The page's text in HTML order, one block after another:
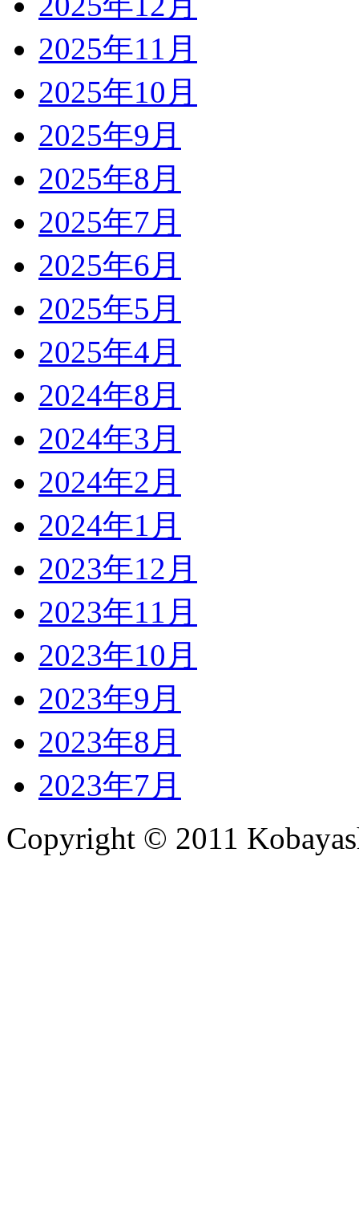
2025年11月
2025年10月
2025年9月
2025年8月
2025年7月
2025年6月
2025年5月
2025年4月
2024年8月
2024年3月
2024年2月
2024年1月
2023年12月
2023年11月
2023年10月
2023年9月
2023年8月
2023年7月
Copyright © 2011